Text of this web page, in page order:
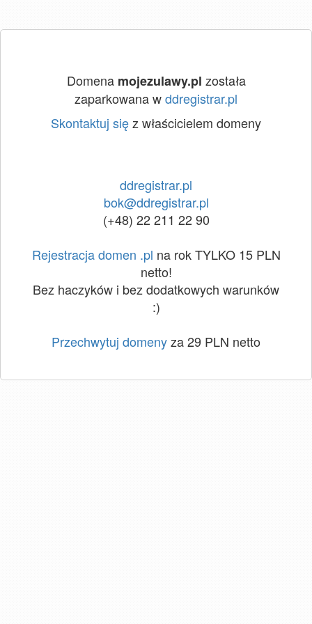
Domena mojezulawy.pl została
zaparkowana wddregistrar.pl
Skontaktuj sięz właścicielem domeny
ddregistrar.pl
bok@ddregistrar.pl
(+48) 22 211 22 90
Rejestracja domen .pl na rok TYLKO 15 PLN
netto!
Bez haczyków i bez dodatkowych warunków
:)
Przechwytuj domenyza 29 PLN netto